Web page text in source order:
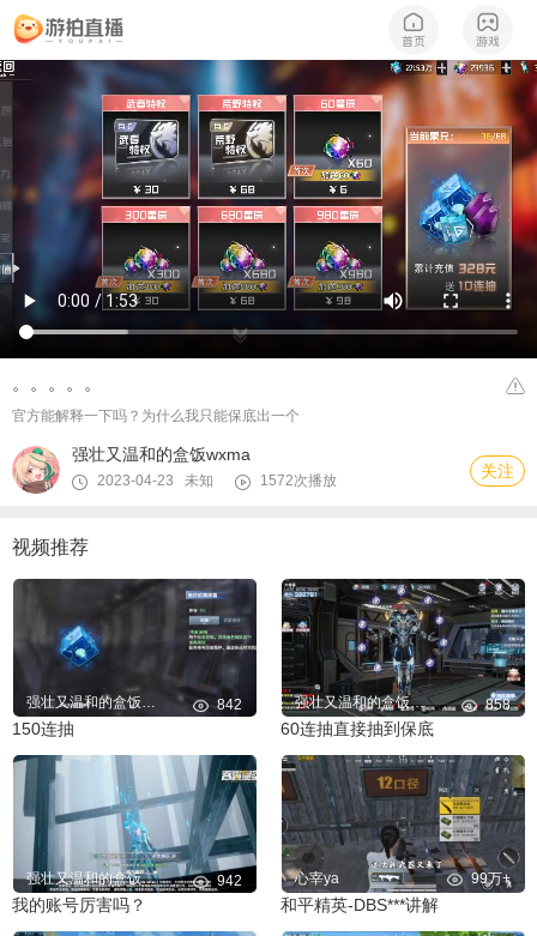
。。。。。
官方能解释一下吗？为什么我只能保底出一个
强壮又温和的盒饭wxma
2023-04-23 未知 1572次播放 关注
视频推荐
842
150连抽
强壮又温和的盒饭wxma 858
60连抽直接抽到保底
强壮又温和的盒饭wxma 942
我的账号厉害吗？
心宰ya 99万+
和平精英-DBS***讲解